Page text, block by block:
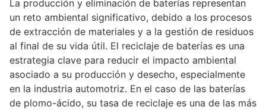
La producción y eliminación de baterías representan
un reto ambiental significativo, debido a los procesos
de extracción de materiales y a la gestión de residuos
al final de su vida útil. El reciclaje de baterías es una
estrategia clave para reducir el impacto ambiental
asociado a su producción y desecho, especialmente
en la industria automotriz. En el caso de las baterías
de plomo-ácido, su tasa de reciclaje es una de las más